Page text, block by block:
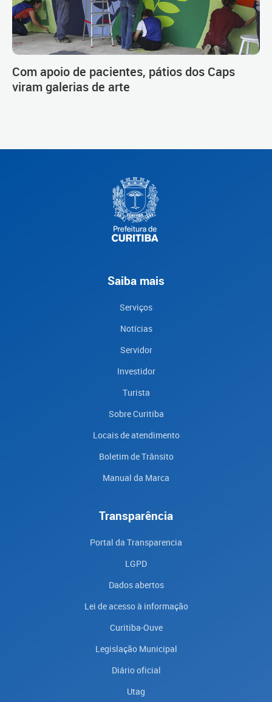
Com apoio de pacientes, pátios dos Caps
viram galerias de arte
Saiba mais
Serviços
Notícias
Servidor
Investidor
Turista
Sobre Curitiba
Locais de atendimento
Boletim de Trânsito
Manual da Marca
Transparência
Portal da Transparencia
LGPD
Dados abertos
Lei de acesso à informação
Curitiba-Ouve
Legislação Municipal
Diário oficial
Utag